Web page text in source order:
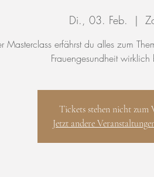
Di., 03. Feb.
  |
Masterclass erfährst du alles zum
Frauengesundheit wirklich
Tickets stehen nicht zum
Jetzt andere